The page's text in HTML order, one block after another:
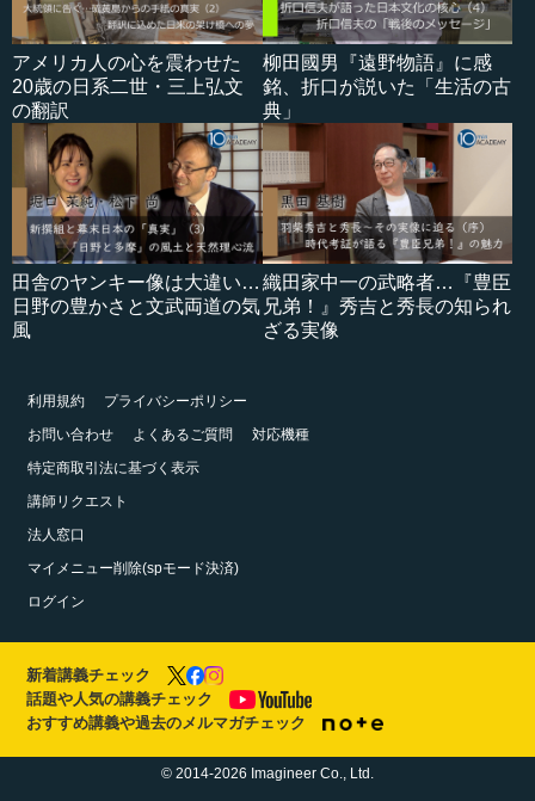
アメリカ人の心を震わせた
20歳の日系二世・三上弘文
の翻訳
柳田國男『遠野物語』に感
銘、折口が説いた「生活の古
典」
田舎のヤンキー像は大違い…
日野の豊かさと文武両道の気
風
織田家中一の武略者…『豊臣
兄弟！』秀吉と秀長の知られ
ざる実像
利用規約
プライバシーポリシー
お問い合わせ
よくあるご質問
対応機種
特定商取引法に基づく表示
講師リクエスト
法人窓口
マイメニュー削除(spモード決済)
ログイン
新着講義チェック
話題や人気の講義チェック
おすすめ講義や過去のメルマガチェック
© 2014-2026 Imagineer Co., Ltd.